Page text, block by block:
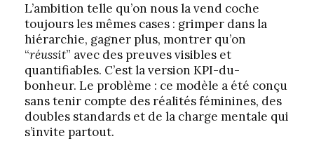
L’ambition telle qu’on nous la vend coche
toujours les mêmes cases : grimper dans la
hiérarchie, gagner plus, montrer qu’on
“réussit” avec des preuves visibles et
quantifiables. C’est la version KPI-du-
bonheur. Le problème : ce modèle a été conçu
sans tenir compte des réalités féminines, des
doubles standards et de la charge mentale qui
s’invite partout.